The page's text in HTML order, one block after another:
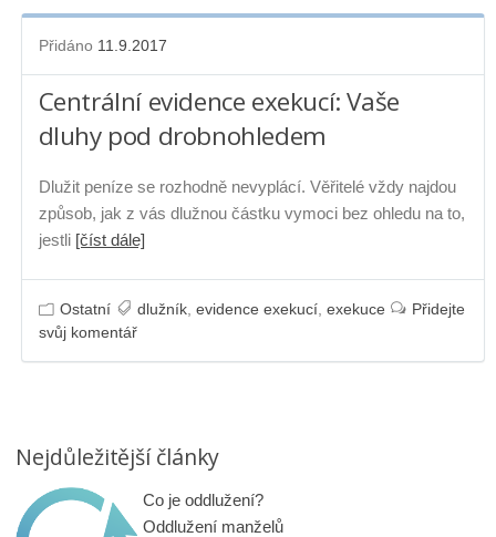
Přidáno 11.9.2017
Centrální evidence exekucí: Vaše
dluhy pod drobnohledem
Dlužit peníze se rozhodně nevyplácí. Věřitelé vždy najdou
způsob, jak z vás dlužnou částku vymoci bez ohledu na to,
jestli [číst dále]
Ostatní dlužník, evidence exekucí, exekuce
Přidejte
svůj komentář
Nejdůležitější články
Co je oddlužení?
Oddlužení manželů